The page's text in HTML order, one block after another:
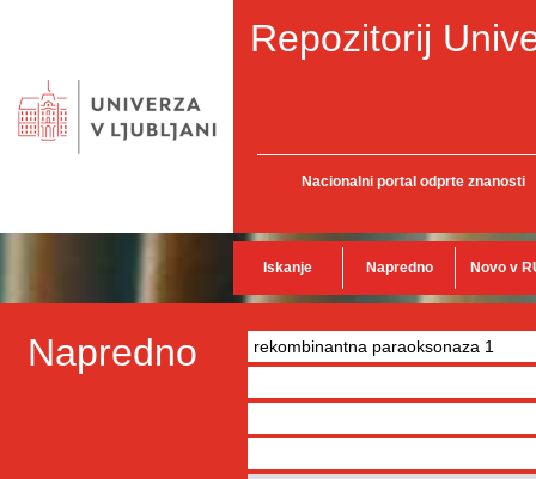
Repozitorij
Nacionalni portal odprte znanosti
Iskanje Napredno Novo v
Napredno